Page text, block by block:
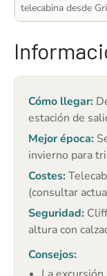
telecabina desde
Cómo llegar:
estación de
Mejor época:
invierno para
Costes:
(consultar
Seguridad:
altura con
Consejos: